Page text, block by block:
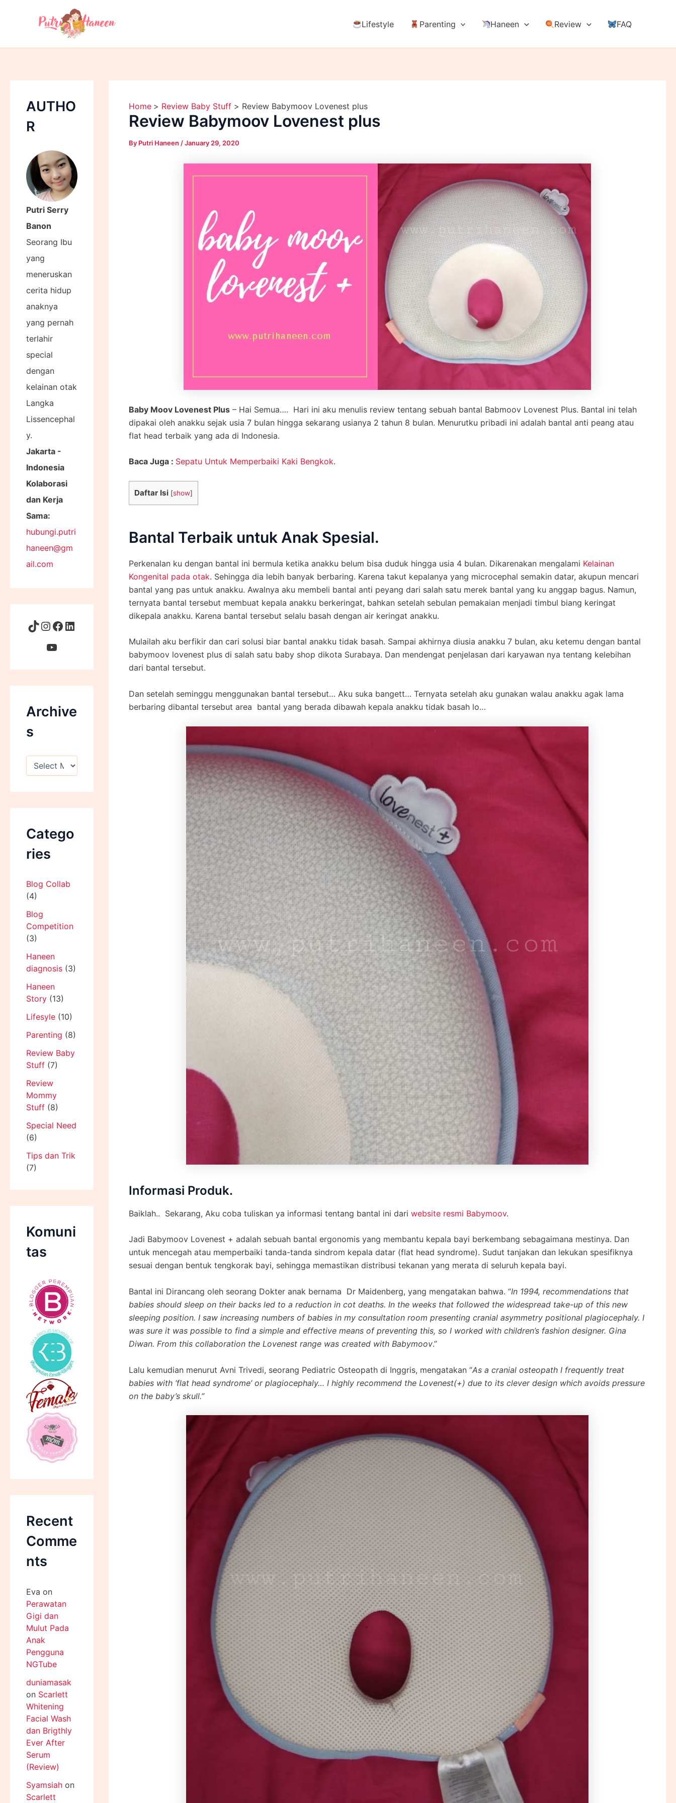
Lifestyle Parenting Haneen Review FAQ
AUTHO
R
Putri Serry
Banon
Seorang Ibu
yang
meneruskan
cerita hidup
anaknya
yang pernah
terlahir
special
dengan
kelainan otak
Langka
Lissencephal
y.
Jakarta -
Indonesia
Kolaborasi
dan Kerja
Sama:
hubungi.putri
haneen@gm
ail.com
Archive
s
Catego
ries
Blog Collab
(4)
Blog
Competition
(3)
Haneen
diagnosis (3)
Haneen
Story (13)
Lifesyle (10)
Parenting (8)
Review Baby
Stuff (7)
Review
Mommy
Stuff (8)
Special Need
(6)
Tips dan Trik
(7)
Komuni
tas
Recent
Comme
nts
Eva on
Perawatan
Gigi dan
Mulut Pada
Anak
Pengguna
NGTube
duniamasak
on Scarlett
Whitening
Facial Wash
dan Brigthly
Ever After
Serum
(Review)
Syamsiah on
Scarlett
Home Review Baby Stuff Review Babymoov Lovenest plus
Review Babymoov Lovenest plus
By Putri Haneen /January 29, 2020
Baby Moov Lovenest Plus– Hai Semua…. Hari ini aku menulis review tentang sebuah bantal Babmoov Lovenest Plus. Bantal ini telah
dipakai oleh anakku sejak usia 7 bulan hingga sekarang usianya 2 tahun 8 bulan. Menurutku pribadi ini adalah bantal anti peang atau
flat head terbaik yang ada di Indonesia.
Baca Juga : Sepatu Untuk Memperbaiki Kaki Bengkok.
Daftar Isi [show]
Bantal Terbaik untuk Anak Spesial.
Perkenalan ku dengan bantal ini bermula ketika anakku belum bisa duduk hingga usia 4 bulan. Dikarenakan mengalami Kelainan
Kongenital pada otak. Sehingga dia lebih banyak berbaring. Karena takut kepalanya yang microcephal semakin datar, akupun mencari
bantal yang pas untuk anakku. Awalnya aku membeli bantal anti peyang dari salah satu merek bantal yang ku anggap bagus. Namun,
ternyata bantal tersebut membuat kepala anakku berkeringat, bahkan setelah sebulan pemakaian menjadi timbul biang keringat
dikepala anakku. Karena bantal tersebut selalu basah dengan air keringat anakku.
Mulailah aku berfikir dan cari solusi biar bantal anakku tidak basah. Sampai akhirnya diusia anakku 7 bulan, aku ketemu dengan bantal
babymoov lovenest plus di salah satu baby shop dikota Surabaya. Dan mendengat penjelasan dari karyawan nya tentang kelebihan
dari bantal tersebut.
Dan setelah seminggu menggunakan bantal tersebut… Aku suka bangett… Ternyata setelah aku gunakan walau anakku agak lama
berbaring dibantal tersebut area bantal yang berada dibawah kepala anakku tidak basah lo…
Informasi Produk.
Baiklah.. Sekarang, Aku coba tuliskan ya informasi tentang bantal ini dari website resmi Babymoov.
Jadi Babymoov Lovenest + adalah sebuah bantal ergonomis yang membantu kepala bayi berkembang sebagaimana mestinya. Dan
untuk mencegah atau memperbaiki tanda-tanda sindrom kepala datar (flat head syndrome). Sudut tanjakan dan lekukan spesifiknya
sesuai dengan bentuk tengkorak bayi, sehingga memastikan distribusi tekanan yang merata di seluruh kepala bayi.
Bantal ini Dirancang oleh seorang Dokter anak bernama Dr Maidenberg, yang mengatakan bahwa. “In 1994, recommendations that
babies should sleep on their backs led to a reduction in cot deaths. In the weeks that followed the widespread take-up of this new
sleeping position. I saw increasing numbers of babies in my consultation room presenting cranial asymmetry positional plagiocephaly. I
was sure it was possible to find a simple and effective means of preventing this, so I worked with children’s fashion designer. Gina
Diwan. From this collaboration the Lovenest range was created with Babymoov.”
Lalu kemudian menurut Avni Trivedi, seorang Pediatric Osteopath di Inggris, mengatakan “As a cranial osteopath I frequently treat
babies with ‘flat head syndrome’ or plagiocephaly… I highly recommend the Lovenest(+) due to its clever design which avoids pressure
on the baby’s skull.”